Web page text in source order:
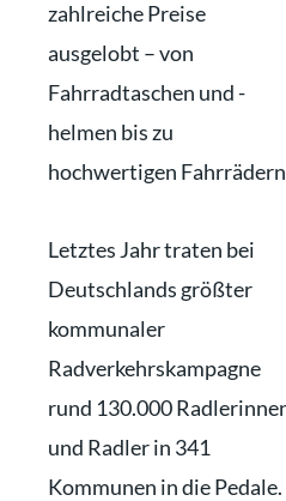
zahlreiche Preise
ausgelobt – von
Fahrradtaschen und -
helmen bis zu
hochwertigen
Letztes Jahr traten bei
Deutschlands größter
kommunaler
Radverkehrskampagne
rund 130.000
und Radler in 341
Kommunen in die Pedale.